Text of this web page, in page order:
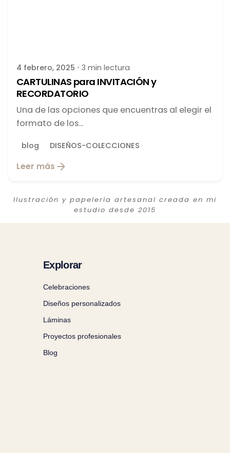
4 febrero, 2025 3 min lectura
CARTULINAS para INVITACIÓN y
RECORDATORIO
Una de las opciones que encuentras al elegir el
formato de los...
blog DISEÑOS-COLECCIONES
Leer más
Ilustración y papelería artesanal creada en mi
estudio desde 2015
Explorar
Celebraciones
Diseños personalizados
Láminas
Proyectos profesionales
Blog